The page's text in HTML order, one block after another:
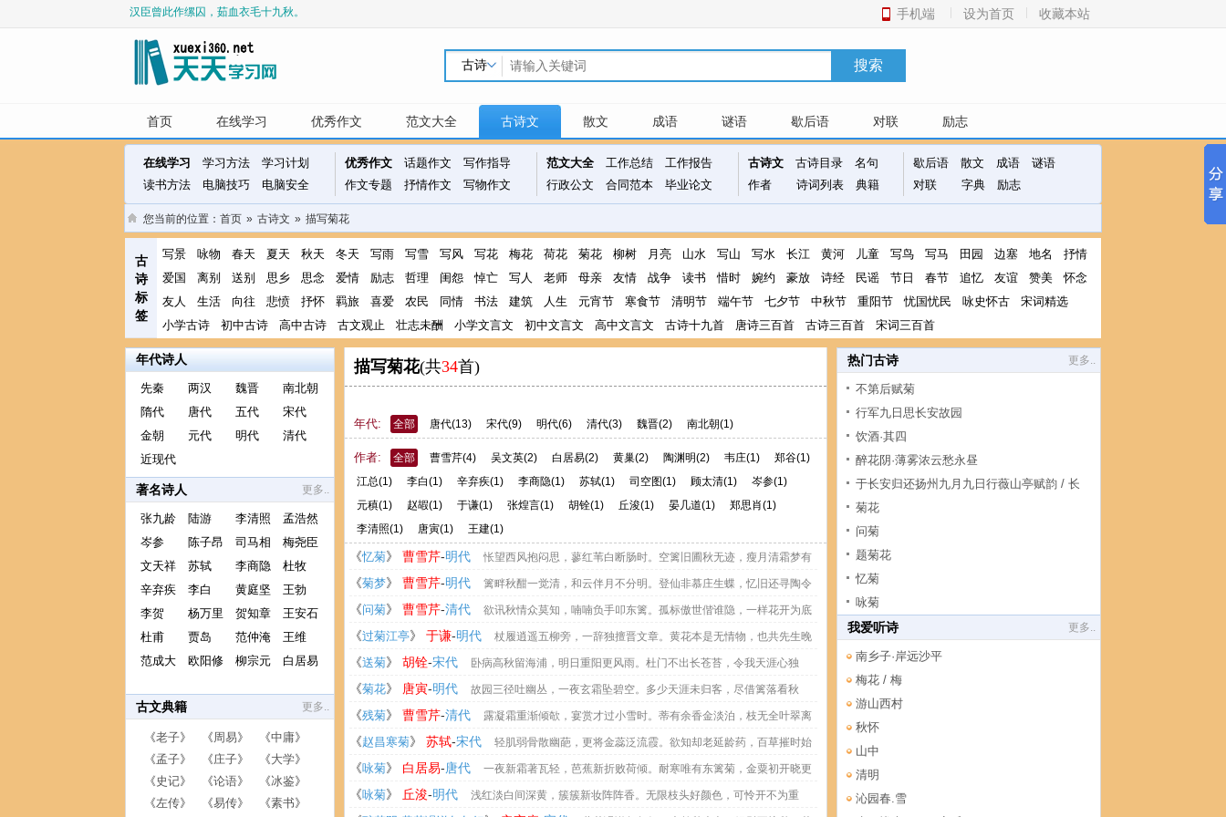
手机端 设为首页 收藏本站
汉臣曾此作缧囚，茹血衣毛十九秋。
遗庙丹青落，空山草木长。
广陵城里昔繁华，炀帝行宫接紫霞。
翠华想像空山里，玉殿虚无野寺中。
搜索
首页 在线学习 优秀作文 范文大全 古诗文 散文 成语 谜语 歇后语 对联 励志
在线学习 学习方法
学习计划
读书方法
电脑技巧 电脑安全
优秀作文 话题作文
写作指导
作文专题
抒情作文 写物作文
范文大全 工作总结
工作报告
行政公文
合同范本 毕业论文
古诗文 古诗目录
名句
作者
诗词列表 典籍
歇后语 散文 成语
谜语
对联
字典 励志
您当前的位置： 首页 » 古诗文 » 描写菊花
古
诗
标
签
写景 咏物 春天 夏天 秋天 冬天 写雨 写雪 写风 写花 梅花 荷花 菊花 柳树 月亮 山水 写山 写水 长江 黄河 儿童 写鸟 写马 田园 边塞 地名
抒情
爱国
离别 送别 思乡 思念 爱情 励志 哲理 闺怨 悼亡 写人 老师 母亲 友情 战争 读书 惜时 婉约 豪放 诗经 民谣 节日 春节 追忆 友谊 赞美
怀念
友人
生活 向往 悲愤 抒怀 羁旅 喜爱 农民 同情 书法 建筑 人生 元宵节 寒食节 清明节 端午节 七夕节 中秋节 重阳节 忧国忧民 咏史怀古
宋词精选
小学古诗
初中古诗 高中古诗 古文观止 壮志未酬 小学文言文 初中文言文 高中文言文 古诗十九首 唐诗三百首 古诗三百首 宋词三百首
年代诗人
先秦 两汉 魏晋
南北朝
隋代
唐代 五代
宋代
金朝
元代 明代
清代
近现代
著名诗人 更多..
张九龄 陆游 李清照
孟浩然
岑参
陈子昂 司马相
梅尧臣
文天祥
苏轼 李商隐
杜牧
辛弃疾
李白 黄庭坚
王勃
李贺
杨万里 贺知章
王安石
杜甫
贾岛 范仲淹
王维
范成大
欧阳修 柳宗元 白居易
古文典籍 更多..
《老子》 《周易》 《中庸》
《孟子》 《庄子》 《大学》
《史记》 《论语》 《冰鉴》
《左传》 《易传》 《素书》
描写菊花(共34首)
年代: 全部 唐代(13) 宋代(9) 明代(6) 清代(3) 魏晋(2) 南北朝(1)
作者: 全部 曹雪芹(4) 吴文英(2) 白居易(2) 黄巢(2) 陶渊明(2) 韦庄(1) 郑谷(1)
江总(1) 李白(1) 辛弃疾(1) 李商隐(1) 苏轼(1) 司空图(1) 顾太清(1) 岑参(1)
元稹(1) 赵嘏(1) 于谦(1) 张煌言(1) 胡铨(1) 丘浚(1) 晏几道(1) 郑思肖(1)
李清照(1) 唐寅(1) 王建(1)
《忆菊》 曹雪芹-明代 怅望西风抱闷思，蓼红苇白断肠时。空篱旧圃秋无迹，瘦月清霜梦有
知。念念心随归雁远，寥寥坐听晚砧痴。谁怜我为黄花病，慰语重阳会有期。
《菊梦》 曹雪芹-明代 篱畔秋酣一觉清，和云伴月不分明。登仙非慕庄生蝶，忆旧还寻陶令
盟。睡去依依随雁断，惊回故故恼蛩鸣。醒时幽怨同谁诉，衰草寒烟无限情。
《问菊》 曹雪芹-清代 欲讯秋情众莫知，喃喃负手叩东篱。孤标傲世偕谁隐，一样花开为底
迟？圃露庭霜何寂寞，鸿归蛩病可相思？休言举世无谈者，解语何妨话片时。
《过菊江亭》 于谦-明代 杖履逍遥五柳旁，一辞独擅晋文章。黄花本是无情物，也共先生晚
节香。
《送菊》 胡铨-宋代 卧病高秋留海浦，明日重阳更风雨。杜门不出长苍苔，令我天涯心独
苦。篱角黄花亲手栽，近节如何独未开。含芳閟采亮有以，使君昨暮徵诗来。凌晨试遣霜根送，
畚玉虽微甚珍重。极知无意竞秋光，往作横窗岁寒供。忆我初客天子都，西垣植此常千株，结花
年年应吹帽，始信南邦事尽殊。愿得封培自今日，何间朱崖万家室。秋香端不负乾坤，但愿箫管
乱畴匹。归去来兮虽得归，念归政自莫轻违。他日采英林下酌，谁向清霜望翠微。
《菊花》 唐寅-明代 故园三径吐幽丛，一夜玄霜坠碧空。多少天涯未归客，尽借篱落看秋
风。
《残菊》 曹雪芹-清代 露凝霜重渐倾欹，宴赏才过小雪时。蒂有余香金淡泊，枝无全叶翠离
披。半床落月蛩声病，万里寒云雁阵迟。明岁秋风知再会，暂时分手莫相思。
《赵昌寒菊》 苏轼-宋代 轻肌弱骨散幽葩，更将金蕊泛流霞。欲知却老延龄药，百草摧时始
起花。
《咏菊》 白居易-唐代 一夜新霜著瓦轻，芭蕉新折败荷倾。耐寒唯有东篱菊，金粟初开晓更
清。
《咏菊》 丘浚-明代 浅红淡白间深黄，簇簇新妆阵阵香。无限枝头好颜色，可怜开不为重
热门古诗 更多..
不第后赋菊
行军九日思长安故园
饮酒·其四
醉花阴·薄雾浓云愁永昼
于长安归还扬州九月九日行薇山亭赋韵 / 长
安九日诗
菊花
问菊
题菊花
忆菊
咏菊
我爱听诗 更多..
南乡子·岸远沙平
梅花 / 梅
游山西村
秋怀
山中
清明
沁园春.雪